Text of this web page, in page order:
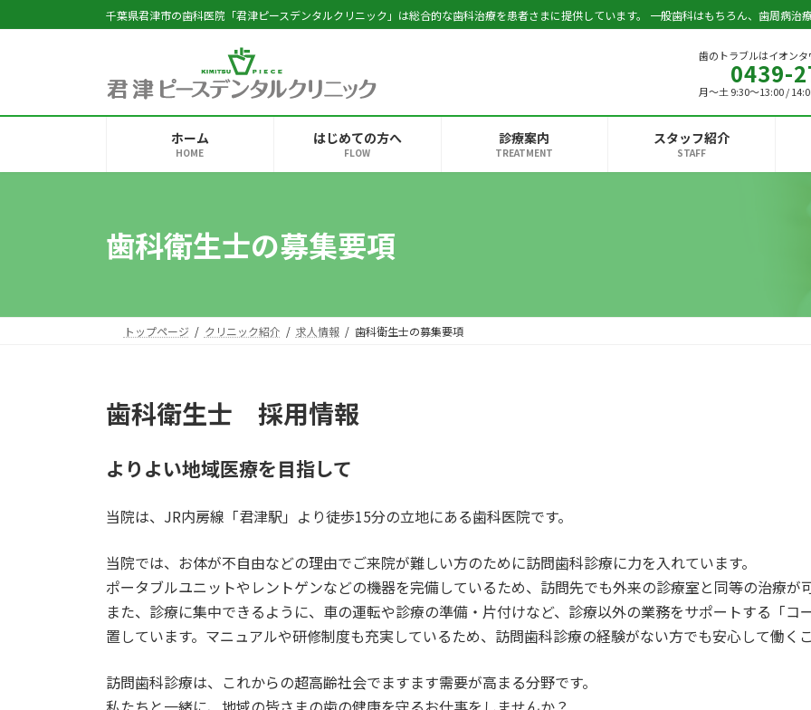
ン
へ
ビ
ョ
千葉県君津市の歯科医院「君津ピースデンタルクリニック」は総合的な歯科治療を患者さまに提供しています。 一般歯科はもちろん、歯周病治
歯のトラブルはイオン
0439-
月～土 9:30～13:00 /
ホーム
HOME
はじめての方へ
FLOW
診療案内
TREATMENT
スタッフ紹介
STAFF
歯科衛生士の募集要項
トップページ クリニック紹介 求人情報 歯科衛生士の募集要項
歯科衛生士 採用情報
よりよい地域医療を目指して
当院は、JR内房線「君津駅」より徒歩15分の立地にある歯科医院です。
当院では、お体が不自由などの理由でご来院が難しい方のために訪問歯科診療に力を入れています。
ポータブルユニットやレントゲンなどの機器を完備しているため、訪問先でも外来の診療室と同等の治療が可
また、診療に集中できるように、車の運転や診療の準備・片付けなど、診療以外の業務をサポートする「
置しています。マニュアルや研修制度も充実しているため、訪問歯科診療の経験がない方でも安心して働くこ
訪問歯科診療は、これからの超高齢社会でますます需要が高まる分野です。